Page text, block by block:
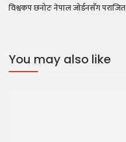
विश्वकप छनोटः नेपाल जोर्डनसँग पराजित
You may also like